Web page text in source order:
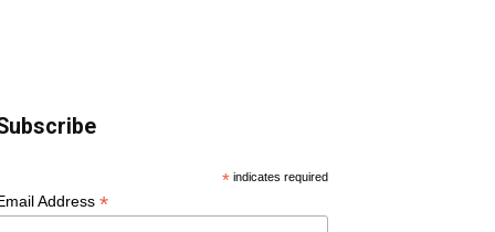
* indicates required
Address *